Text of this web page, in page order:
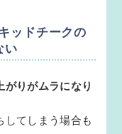
ッドチークの
い
がりがムラになり
てしまう場合も